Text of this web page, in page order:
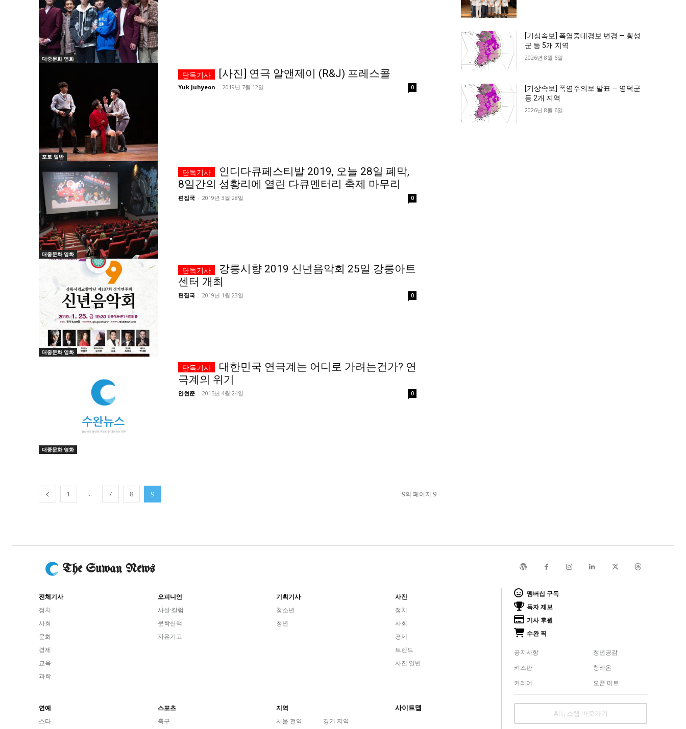
대중문화·영화
포토 일반
[사진] 연극 알앤제이 (R&J) 프레스콜
Yuk Juhyeon - 2019년 7월 12일 0
대중문화·영화
인디다큐페스티발 2019, 오늘 28일 폐막,
8일간의 성황리에 열린 다큐멘터리 축제 마무리
편집국 - 2019년 3월 28일 0
대중문화·영화
강릉시향 2019 신년음악회 25일 강릉아트
센터 개최
편집국 - 2019년 1월 23일 0
대중문화·영화
대한민국 연극계는 어디로 가려는건가? 연
극계의 위기
안현준 - 2015년 4월 24일 0
1 ... 7 8 9 9의 페이지 9
[기상속보] 폭염중대경보 변경 — 횡성
군 등 5개 지역
2026년 8월 6일
[기상속보] 폭염주의보 발표 — 영덕군
등 2개 지역
2026년 8월 6일
The Suwan News
전체기사
정치
사회
문화
경제
교육
과학
오피니언
사설·칼럼
문학산책
자유기고
기획기사
청소년
청년
사진
정치
사회
경제
트렌드
사진 일반
연예
스타
스포츠
축구
지역
서울 전역 경기 지역
사이트맵
멤버십 구독
독자 제보
기사 후원
수완 픽
공지사항
키즈판
커리어
청년공감
청라온
오픈 미트
AI뉴스랩 바로가기